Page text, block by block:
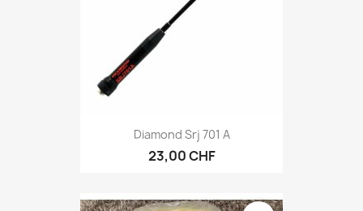
Diamond Srj 701 A
23,00 CHF